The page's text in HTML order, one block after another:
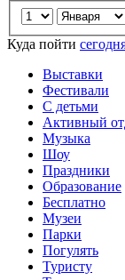
Куда пойти
Выставки
Фестивали
С детьми
Активный
Музыка
Шоу
Праздники
Образование
Бесплатно
Музеи
Парки
Погулять
Туристу